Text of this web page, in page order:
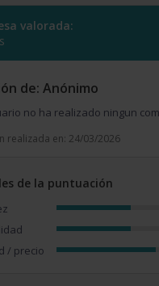
valorada:
de: Anónimo
no ha realizado ningun
realizada en: 24/03/2026
de la puntuación
/ precio